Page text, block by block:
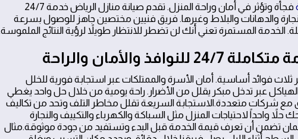
فجأة وتؤثر في أمان وراحة المنزل. تقدم صيانة منازل الرياض خدمة 24/7
والدهانات والبلاط وغيرها. فريق فنيين مختصين جاهز للوصول بسرعة
الخدمة المستمرة تعني أنك لن تضطر للانتظار طويلاً لرؤية النتائج الملموسة.
والأمان والراحة
ثلاث فوائد أساسية. أمان الأسرة والممتلكات عبر استجابة فورية للخلل
والهياكل عبر تدخل مبكر يقلل من الأضرار. راحة يومية من خلال حل واحد يغطي
مع شركات متعددة.الاستجابة السريعة تقلل مخاطر التلف وتحد من تكاليف
حلاً واحداً لاحتياجات المنزل مثل السباكة والكهرباء والتكييف والنجارة
تضمن أن تعرف قيمة الخدمة قبل البدء وتستفيد من جودة موثوقة.مثال